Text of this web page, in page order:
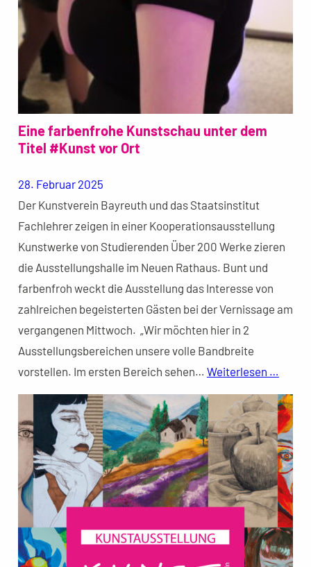
Eine farbenfrohe Kunstschau unter dem
Titel #Kunst vor Ort
28. Februar 2025
Der Kunstverein Bayreuth und das Staatsinstitut
Fachlehrer zeigen in einer Kooperationsausstellung
Kunstwerke von Studierenden Über 200 Werke zieren
die Ausstellungshalle im Neuen Rathaus. Bunt und
farbenfroh weckt die Ausstellung das Interesse von
zahlreichen begeisterten Gästen bei der Vernissage am
vergangenen Mittwoch. „Wir möchten hier in 2
Ausstellungsbereichen unsere volle Bandbreite
vorstellen. Im ersten Bereich sehen… Weiterlesen …